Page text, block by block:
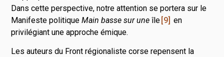
Dans cette perspective, notre attention se portera sur le
Manifeste politiqueMain basse surune île 9 en
privilégiant une approche émique.
Les auteurs du Front régionaliste corse repensent la